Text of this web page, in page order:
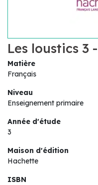
Les loustics 3
Matière
Français
Niveau
Enseignement primaire
Année d'étude
3
Maison d'édition
Hachette
ISBN